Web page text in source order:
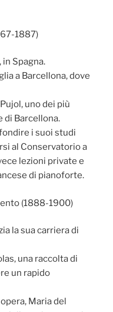
1887)
in Spagna.
a Barcellona, dove
uno dei più
Barcellona.
i suoi studi
al Conservatorio a
lezioni private e
di pianoforte.
(1888-1900)
la sua carriera di
una raccolta di
un rapido
Maria del